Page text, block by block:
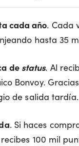
cada año. Cada
hasta 35
destatus. Al
Bonvoy.
de salida tardía.
. Si haces
100 mil